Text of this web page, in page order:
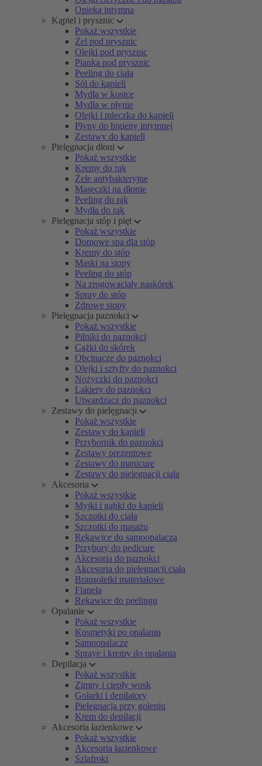
Opieka intymna
Kąpiel i prysznic
Pokaż wszystkie
Żel pod prysznic
Olejki pod prysznic
Pianka pod prysznic
Peeling do ciała
Sól do kąpieli
Mydła w kostce
Mydła w płynie
Olejki i mleczka do kąpieli
Płyny do higieny intymnej
Zestawy do kąpieli
Pielęgnacja dłoni
Pokaż wszystkie
Kremy do rąk
Żele antybakteryjne
Maseczki na dłonie
Peeling do rąk
Mydła do rąk
Pielęgnacja stóp i pięt
Pokaż wszystkie
Domowe spa dla stóp
Kremy do stóp
Maski na stopy
Peeling do stóp
Na zrogowaciały naskórek
Spray do stóp
Zdrowe stopy
Pielęgnacja paznokci
Pokaż wszystkie
Pilniki do paznokci
Cążki do skórek
Obcinacze do paznokci
Olejki i sztyfty do paznokci
Nożyczki do paznokci
Lakiery do paznokci
Utwardzacz do paznokci
Zestawy do pielęgnacji
Pokaż wszystkie
Zestawy do kąpieli
Przybornik do paznokci
Zestawy prezentowe
Zestawy do manicure
Zestawy do pielęgnacji ciała
Akcesoria
Pokaż wszystkie
Myjki i gąbki do kąpieli
Szczotki do ciała
Szczotki do masażu
Rękawice do samoopalacza
Przybory do pedicure
Akcesoria do paznokci
Akcesoria do pielęgnacji ciała
Bransoletki materiałowe
Flanela
Rękawice do peelingu
Opalanie
Pokaż wszystkie
Kosmetyki po opalaniu
Samoopalacze
Spraye i kremy do opalania
Depilacja
Pokaż wszystkie
Zimny i ciepły wosk
Golarki i depilatory
Pielęgnacja przy goleniu
Krem do depilacji
Akcesoria łazienkowe
Pokaż wszystkie
Akcesoria łazienkowe
Szlafroki